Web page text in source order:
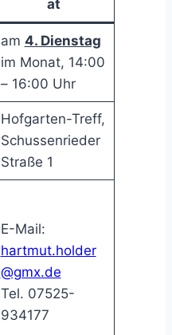
at
am 4. Dienstag
im Monat, 14:00
– 16:00 Uhr
Hofgarten-Treff,
Schussenrieder
Straße 1
E-Mail:
hartmut.holder
@gmx.de
Tel. 07525-
934177